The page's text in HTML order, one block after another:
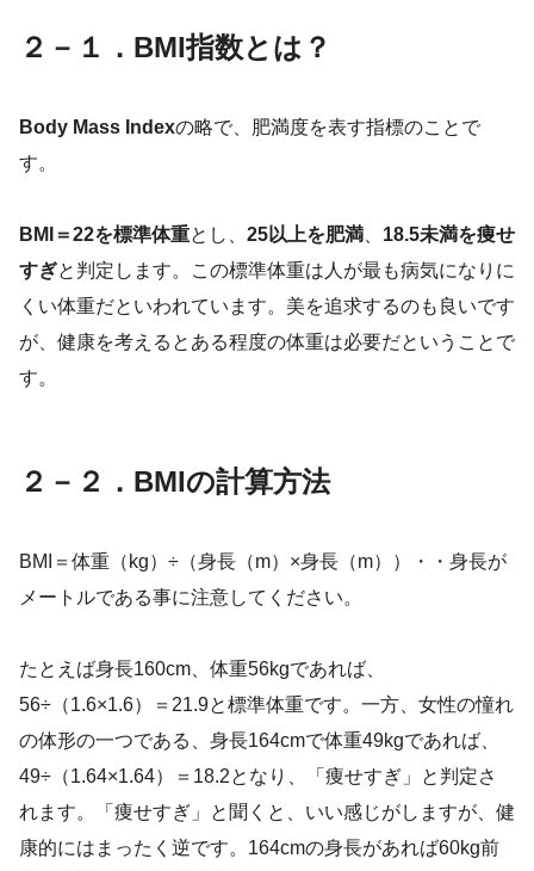
２－１ ． BMI指数とは？
Body Mass Indexの略で、肥満度を表す指標のことで
す。
BMI ＝22を標準体重とし、 25以上を肥満
18.5未満を痩せ
すぎと判定します。この標準体重は人が最も病気になりに
くい体重だといわれています。美を追求するのも良いです
が、健康を考えるとある程度の体重は必要だということで
す。
２－２．BMIの計算方法
BMI＝体重（kg）÷（身長（m）×身長（m））・・身長が
メートルである事に注意してください。
たとえば身長160cm、体重56kgであれば、
56÷（1.6×1.6）＝21.9と標準体重です。一方、女性の憧れ
の体形の一つである、身長164cmで体重49kgであれば、
49÷（1.64×1.64）＝18.2となり、「痩せすぎ」と判定さ
れます。「痩せすぎ」と聞くと、いい感じがしますが、健
康的にはまったく逆です。164cmの身長があれば60kg前